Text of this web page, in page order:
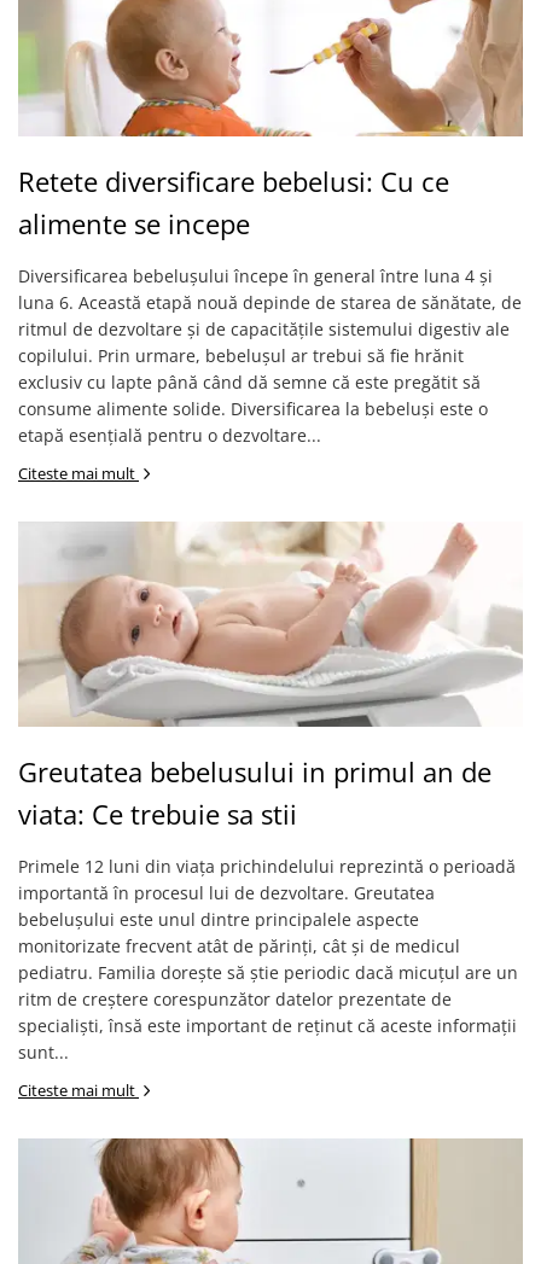
Carduri Cadou
Propuneri Cadou
Produse Sub 50 Lei
Resigilate
Retete diversificare bebelusi: Cu ce
alimente se incepe
Diversificarea bebelușului începe în general între luna 4 și
luna 6. Această etapă nouă depinde de starea de sănătate, de
ritmul de dezvoltare și de capacitățile sistemului digestiv ale
copilului. Prin urmare, bebelușul ar trebui să fie hrănit
exclusiv cu lapte până când dă semne că este pregătit să
consume alimente solide. Diversificarea la bebeluşi este o
etapă esenţială pentru o dezvoltare...
Citeste mai mult
Greutatea bebelusului in primul an de
viata: Ce trebuie sa stii
Primele 12 luni din viața prichindelului reprezintă o perioadă
importantă în procesul lui de dezvoltare. Greutatea
bebelușului este unul dintre principalele aspecte
monitorizate frecvent atât de părinți, cât și de medicul
pediatru. Familia dorește să știe periodic dacă micuțul are un
ritm de creștere corespunzător datelor prezentate de
specialiști, însă este important de reținut că aceste informații
sunt...
Citeste mai mult